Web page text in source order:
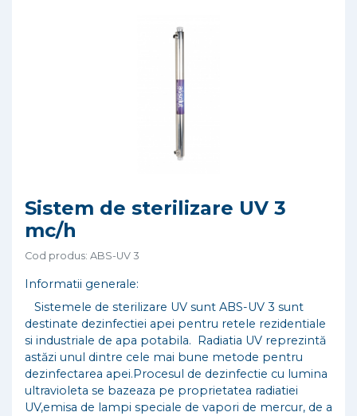
Sistem de sterilizare UV 3
mc/h
Cod produs: ABS-UV 3
Informatii generale:
Sistemele de sterilizare UV sunt ABS-UV 3 sunt
destinate dezinfectiei apei pentru retele rezidentiale
si industriale de apa potabila. Radiatia UV reprezintă
astăzi unul dintre cele mai bune metode pentru
dezinfectarea apei.Procesul de dezinfectie cu lumina
ultravioleta se bazeaza pe proprietatea radiatiei
UV,emisa de lampi speciale de vapori de mercur, de a